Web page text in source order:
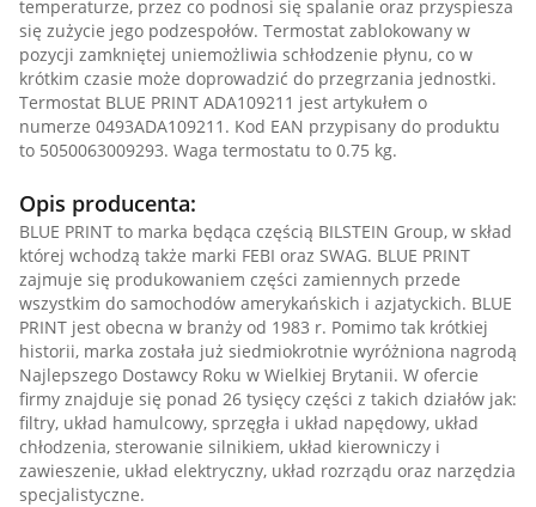
temperaturze, przez co podnosi się spalanie oraz przyspiesza
się zużycie jego podzespołów. Termostat zablokowany w
pozycji zamkniętej uniemożliwia schłodzenie płynu, co w
krótkim czasie może doprowadzić do przegrzania jednostki.
Termostat BLUE PRINT ADA109211 jest artykułem o
numerze 0493ADA109211. Kod EAN przypisany do produktu
to 5050063009293. Waga termostatu to 0.75 kg.
Opis producenta:
BLUE PRINT to marka będąca częścią BILSTEIN Group, w skład
której wchodzą także marki FEBI oraz SWAG. BLUE PRINT
zajmuje się produkowaniem części zamiennych przede
wszystkim do samochodów amerykańskich i azjatyckich. BLUE
PRINT jest obecna w branży od 1983 r. Pomimo tak krótkiej
historii, marka została już siedmiokrotnie wyróżniona nagrodą
Najlepszego Dostawcy Roku w Wielkiej Brytanii. W ofercie
firmy znajduje się ponad 26 tysięcy części z takich działów jak:
filtry, układ hamulcowy, sprzęgła i układ napędowy, układ
chłodzenia, sterowanie silnikiem, układ kierowniczy i
zawieszenie, układ elektryczny, układ rozrządu oraz narzędzia
specjalistyczne.